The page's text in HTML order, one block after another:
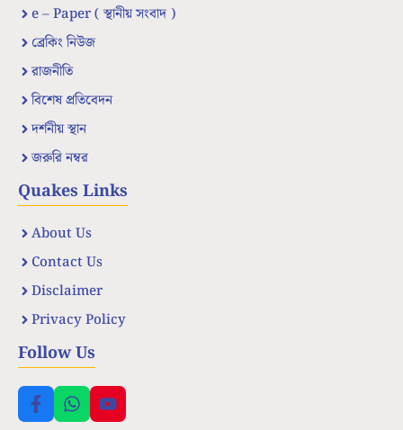
e – Paper ( স্থানীয় সংবাদ )
ব্রেকিং নিউজ
রাজনীতি
বিশেষ প্রতিবেদন
দর্শনীয় স্থান
জরুরি নম্বর
Quakes Links
About Us
Contact Us
Disclaimer
Privacy Policy
Follow Us